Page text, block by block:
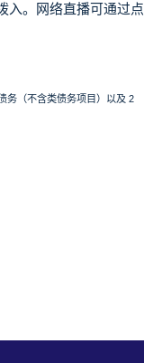
入。网络直播可通过点
务（不含类债务项目）以及 2